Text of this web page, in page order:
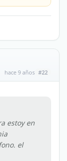
hace 9 años #22
estoy en
el